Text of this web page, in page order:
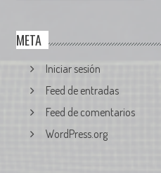
META
Iniciar sesión
Feed de entradas
Feed de comentarios
WordPress.org